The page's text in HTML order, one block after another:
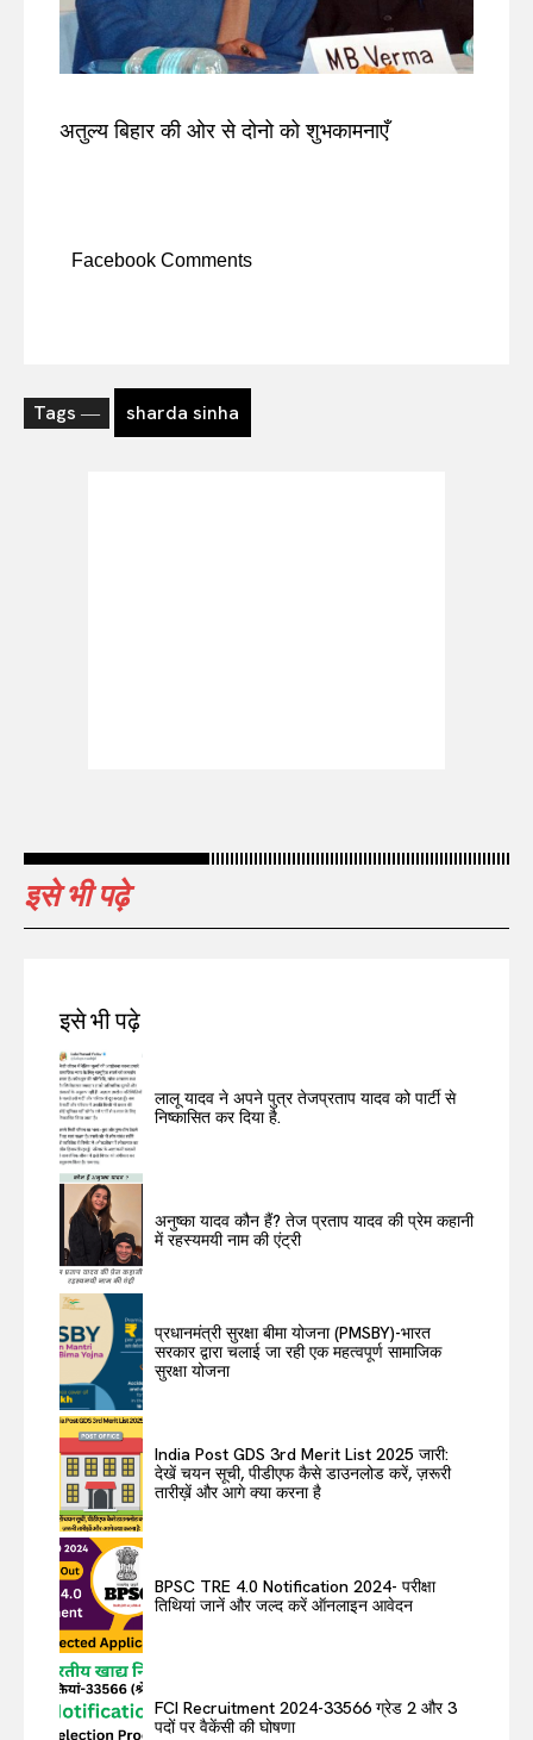
अतुल्य बिहार की ओर से दोनो को शुभकामनाएँ
Facebook Comments
Tags ― sharda sinha
इसे भी पढ़े
इसे भी पढ़े
लालू यादव ने अपने पुत्र तेजप्रताप यादव को पार्टी से
निष्कासित कर दिया है.
अनुष्का यादव कौन हैं? तेज प्रताप यादव की प्रेम कहानी
में रहस्यमयी नाम की एंट्री
प्रधानमंत्री सुरक्षा बीमा योजना (PMSBY)-भारत
सरकार द्वारा चलाई जा रही एक महत्वपूर्ण सामाजिक
सुरक्षा योजना
India Post GDS 3rd Merit List 2025 जारी:
देखें चयन सूची, पीडीएफ कैसे डाउनलोड करें, ज़रूरी
तारीख़ें और आगे क्या करना है
BPSC TRE 4.0 Notification 2024- परीक्षा
तिथियां जानें और जल्द करें ऑनलाइन आवेदन
FCI Recruitment 2024-33566 ग्रेड 2 और 3
पदों पर वैकेंसी की घोषणा